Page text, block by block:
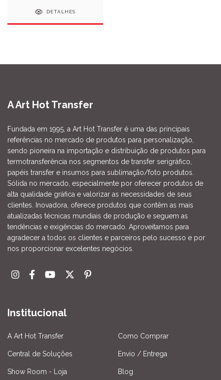
DETALHES
A Art Hot Transfer
Fundada em 1995, a Art Hot Transfer é uma das principais
referências no mercado de produtos para personalização,
sendo pioneira na importação e distribuição de produtos para
termotransferência nos segmentos de transfer serigráfico,
papéis transfer e insumos para sublimação/foto produtos.
Sólida no mercado, especialmente por oferecer produtos de
alta qualidade gráfica e valorizar as necessidades de seus
clientes. Inovadora, oferece produtos que contêm as mais
atualizadas técnicas mundiais de produção e seguem as
tendências e exigências do mercado. Aproveitamos para
agradecer a todos os clientes e parceiros pelo sucesso e por
nos proporcionar excelentes negócios.
Institucional
A Art Hot Transfer Como Comprar
Central de Soluções Envio / Entrega
Show Room - Loja Blog